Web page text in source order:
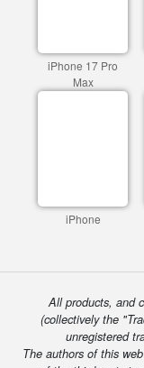
iPhone 17 Pro
Max
iPhone
All products, and
(collectively the
unregistered
The authors of this